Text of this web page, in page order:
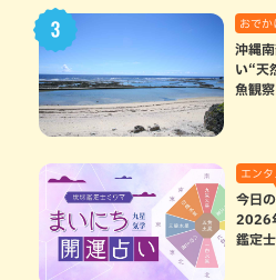
おでか
沖縄
い“天
魚観
エンタ
今日
2026
鑑定